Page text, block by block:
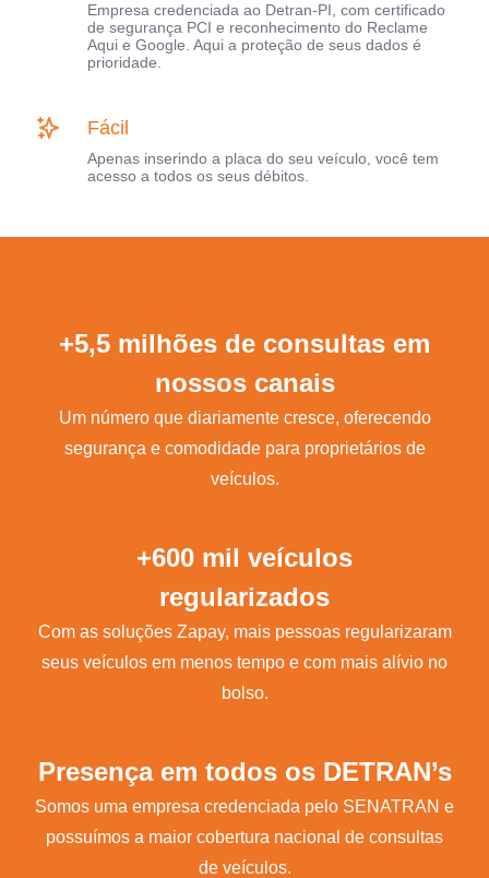
Empresa credenciada ao Detran-PI, com certificado
de segurança PCI e reconhecimento do Reclame
Aqui e Google. Aqui a proteção de seus dados é
prioridade.
Fácil
Apenas inserindo a placa do seu veículo, você tem
acesso a todos os seus débitos.
+5,5 milhões de consultas em
nossos canais
Um número que diariamente cresce, oferecendo
segurança e comodidade para proprietários de
veículos.
+600 mil veículos
regularizados
Com as soluções Zapay, mais pessoas regularizaram
seus veículos em menos tempo e com mais alívio no
bolso.
Presença em todos os DETRAN’s
Somos uma empresa credenciada pelo SENATRAN e
possuímos a maior cobertura nacional de consultas
de veículos.